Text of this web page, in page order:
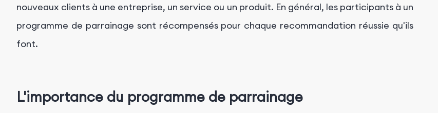
nouveaux clients à une entreprise, un service ou un produit. En général, les participants à un
programme de parrainage sont récompensés pour chaque recommandation réussie qu'ils
font.
L'importance du programme de parrainage